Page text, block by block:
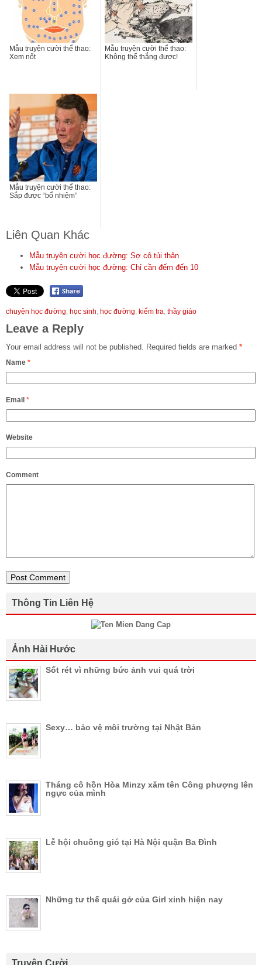
Mẫu truyện cười thể thao:
Xem nốt
Mẫu truyện cười thể thao:
Không thể thắng được!
Mẫu truyện cười thể thao:
Sắp được “bổ nhiệm”
Liên Quan Khác
Mẫu truyện cười học đường: Sợ cô tủi thân
Mẫu truyện cười học đường: Chỉ cần đếm đến 10
chuyện học đường, học sinh, học đường, kiểm tra, thầy giáo
Leave a Reply
Your email address will not be published. Required fields are marked *
Name *
Email *
Website
Comment
Thông Tin Liên Hệ
Ảnh Hài Hước
Sốt rét vì những bức ảnh vui quá trời
Sexy… bảo vệ môi trường tại Nhật Bản
Tháng cô hồn Hòa Minzy xăm tên Công phượng lên
ngực của mình
Lễ hội chuông gió tại Hà Nội quận Ba Đình
Những tư thế quái gở của Girl xinh hiện nay
Truyên Cười